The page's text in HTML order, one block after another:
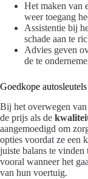
Het maken van
weer toegang
Assistentie bij
schade aan te
Advies geven
de te
Goedkope
Bij het overwegen van
de prijs als de
aangemoedigd om
opties voordat ze een
juiste balans te vinden
vooral wanneer het
van hun voertuig.